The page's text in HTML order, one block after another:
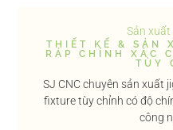
Sản xuất
THIẾT KẾ & SẢN
RÁP CHÍNH XÁC
TÙY
SJ CNC chuyên sản xuất
fixture tùy chỉnh có độ
công